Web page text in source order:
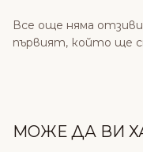
Все още няма
първият, който ще
МОЖЕ ДА ВИ